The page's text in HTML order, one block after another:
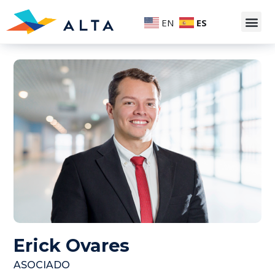
EN ES
Erick Ovares
ASOCIADO